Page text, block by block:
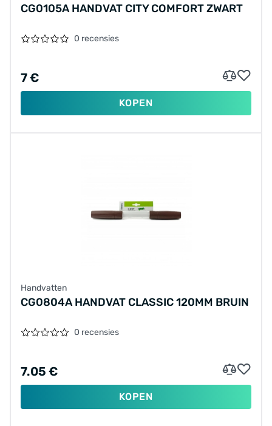
CG0105A HANDVAT CITY COMFORT ZWART
0 recensies
7 €
KOPEN
Handvatten
CG0804A HANDVAT CLASSIC 120MM BRUIN
0 recensies
7.05 €
KOPEN